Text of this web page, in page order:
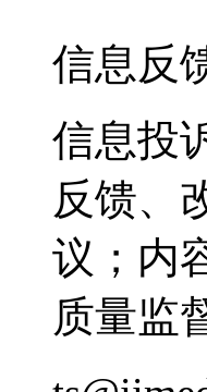
信息反
信息投
反馈、
议；内
质量监